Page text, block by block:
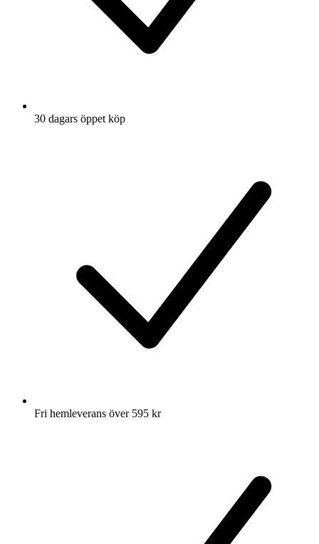
30 dagars öppet köp
Fri hemleverans över 595 kr